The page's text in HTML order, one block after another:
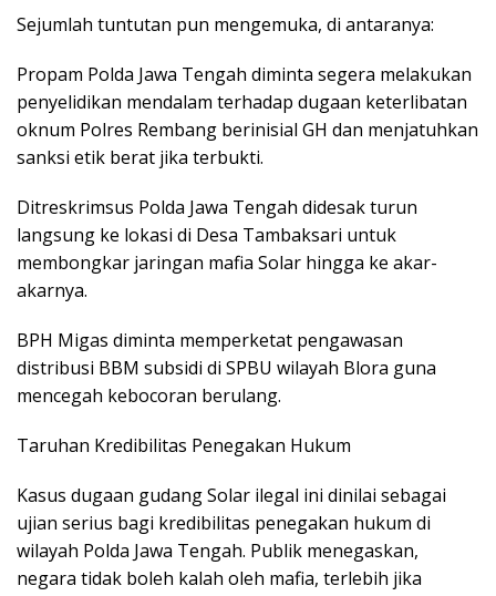
Sejumlah tuntutan pun mengemuka, di antaranya:
Propam Polda Jawa Tengah diminta segera melakukan
penyelidikan mendalam terhadap dugaan keterlibatan
oknum Polres Rembang berinisial GH dan menjatuhkan
sanksi etik berat jika terbukti.
Ditreskrimsus Polda Jawa Tengah didesak turun
langsung ke lokasi di Desa Tambaksari untuk
membongkar jaringan mafia Solar hingga ke akar-
akarnya.
BPH Migas diminta memperketat pengawasan
distribusi BBM subsidi di SPBU wilayah Blora guna
mencegah kebocoran berulang.
Taruhan Kredibilitas Penegakan Hukum
Kasus dugaan gudang Solar ilegal ini dinilai sebagai
ujian serius bagi kredibilitas penegakan hukum di
wilayah Polda Jawa Tengah. Publik menegaskan,
negara tidak boleh kalah oleh mafia, terlebih jika